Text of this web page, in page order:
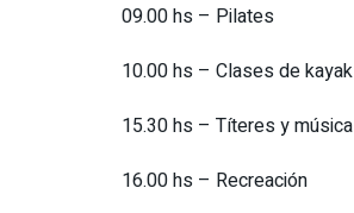
09.00 hs – Pilates
10.00 hs – Clases de kayak
15.30 hs – Títeres y música
16.00 hs – Recreación